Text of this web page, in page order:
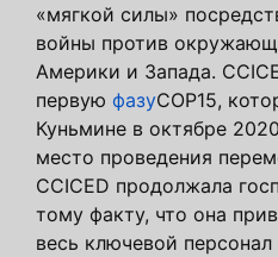
«мягкой силы»
войны против
Америки и Запада.
первую фазуCOP15,
Куньмине в октябре
место проведения
CCICED продолжала
тому факту, что она
весь ключевой